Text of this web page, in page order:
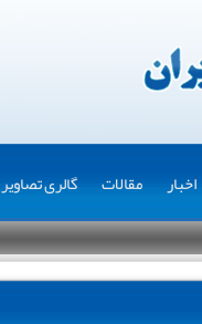
اخبار مقالات گالری تصاویر